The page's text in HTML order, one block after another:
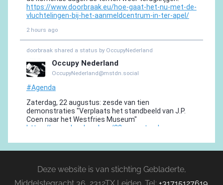
Deze website is van stichting Gebladerte,